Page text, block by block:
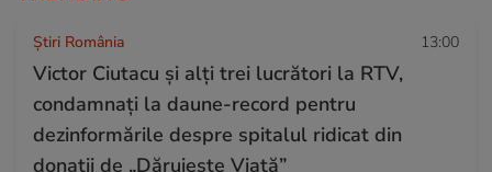
Știri România 13:00
Victor Ciutacu și alți trei lucrători la RTV,
condamnați la daune-record pentru
dezinformările despre spitalul ridicat din
donații de „Dăruiește Viață”